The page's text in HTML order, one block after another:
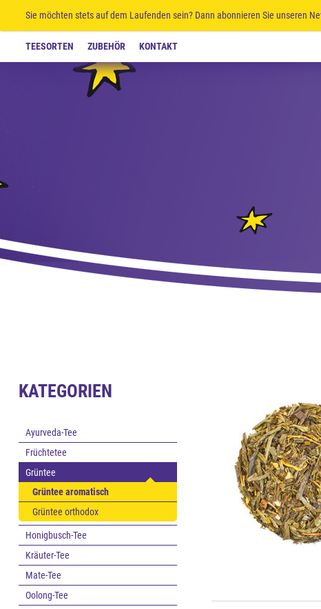
Sie möchten stets auf dem Laufenden sein? Dann abonnieren Sie unseren
TEESORTEN ZUBEHÖR KONTAKT
KATEGORIEN
Ayurveda-Tee
Früchtetee
Grüntee
Grüntee aromatisch
Grüntee orthodox
Honigbusch-Tee
Kräuter-Tee
Mate-Tee
Oolong-Tee